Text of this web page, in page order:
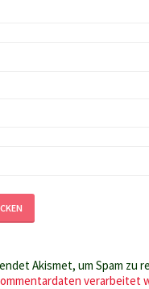
Akismet, um Spam zu
verarbeitet